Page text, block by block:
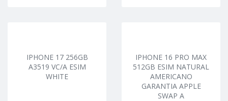
IPHONE 17 256GB
A3519 VC/A ESIM
WHITE
IPHONE 16 PRO MAX
512GB ESIM NATURAL
AMERICANO
GARANTIA APPLE
SWAP A